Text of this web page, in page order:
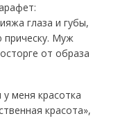
глаза и губы,
прическу. Муж
от образа
меня красотка
красота»,